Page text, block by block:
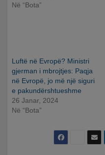
Në “Bota”
Luftë në Evropë? Ministri
gjerman i mbrojtjes: Paqja
në Evropë, jo më një siguri
e pakundërshtueshme
26 Janar, 2024
Në “Bota”